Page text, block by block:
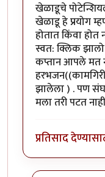
खेळाडूचे
खेळाडू हे प्रयोग
होतात किंवा होत
स्वत: क्लिक झालो
कप्तान आपले मत
झालेला ) . पण संघ
मला तरी पटत
प्रतिसाद